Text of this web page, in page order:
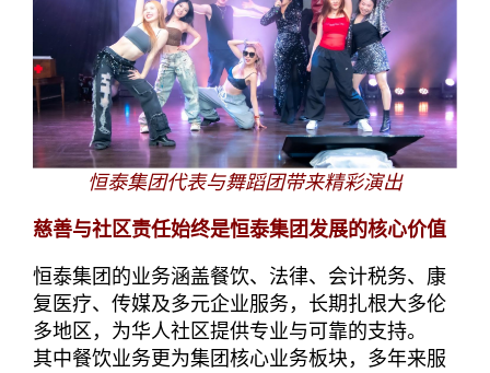
恒泰集团代表与舞蹈团带来精彩演出
慈善与社区责任始终是恒泰集团发展的核心价值
恒泰集团的业务涵盖餐饮、法律、会计税务、康
复医疗、传媒及多元企业服务，长期扎根大多伦
多地区，为华人社区提供专业与可靠的支持。
其中餐饮业务更为集团核心业务板块，多年来服